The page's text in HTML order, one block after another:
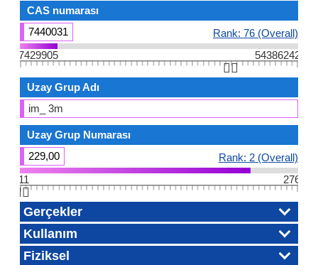
CAS numarası
7440031
Rank: 76 (Overall)
7429905
54386242
👆🏻
Uzay Grup Adı
im_ 3m
Uzay Grup Numarası
229,00
Rank: 2 (Overall)
11
276
👆🏻
Gerçekler
Kullanım
Fiziksel